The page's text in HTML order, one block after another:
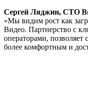
Сергей Ляджин, CTO
«Мы видим рост как
Видео. Партнерство с
операторами, позволяет
более комфортным и